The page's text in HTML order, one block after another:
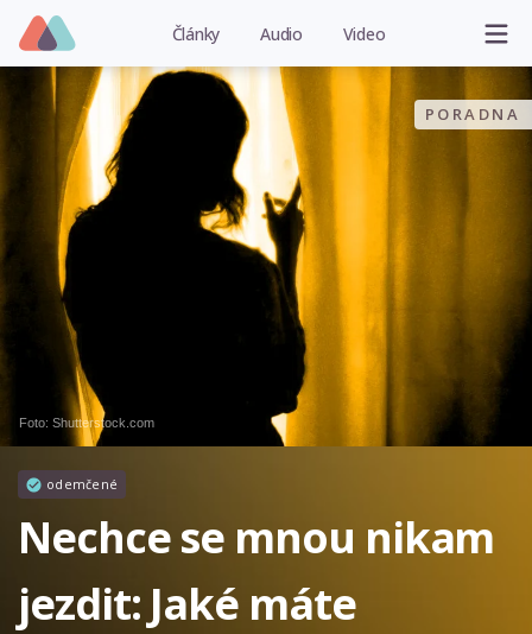
Články Audio Video
PORADNA
Foto: Shutterstock.com
odemčené
Nechce se mnou nikam
jezdit: Jaké máte